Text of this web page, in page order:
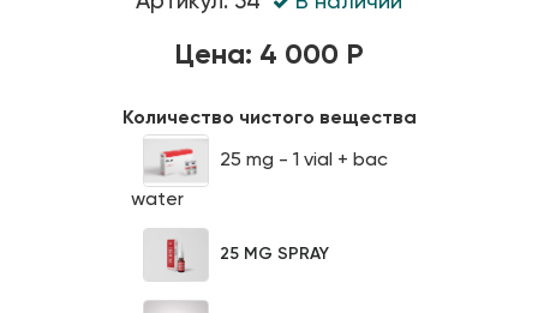
Цена: 4 000 Р
Количество чистого вещества
25 mg - 1 vial + bac
water
25 MG SPRAY